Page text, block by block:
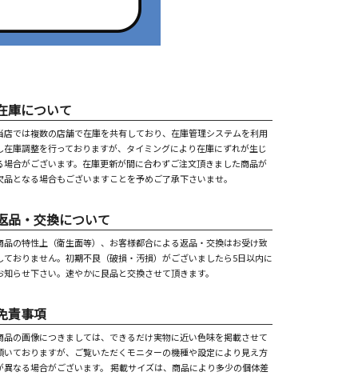
庫について
店では複数の店舗で在庫を共有しており、在庫管理システムを利用
在庫調整を行っておりますが、タイミングにより在庫にずれが生じ
場合がございます。在庫更新が間に合わずご注文頂きました商品が
品となる場合もございますことを予めご了承下さいませ。
品・交換について
品の特性上（衛生面等）、お客様都合による返品・交換はお受け致
ておりません。初期不良（破損・汚損）がございましたら5日以内に
知らせ下さい。速やかに良品と交換させて頂きます。
責事項
品の画像につきましては、できるだけ実物に近い色味を掲載させて
いておりますが、ご覧いただくモニターの機種や設定により見え方
異なる場合がございます。 掲載サイズは、商品により多少の個体差